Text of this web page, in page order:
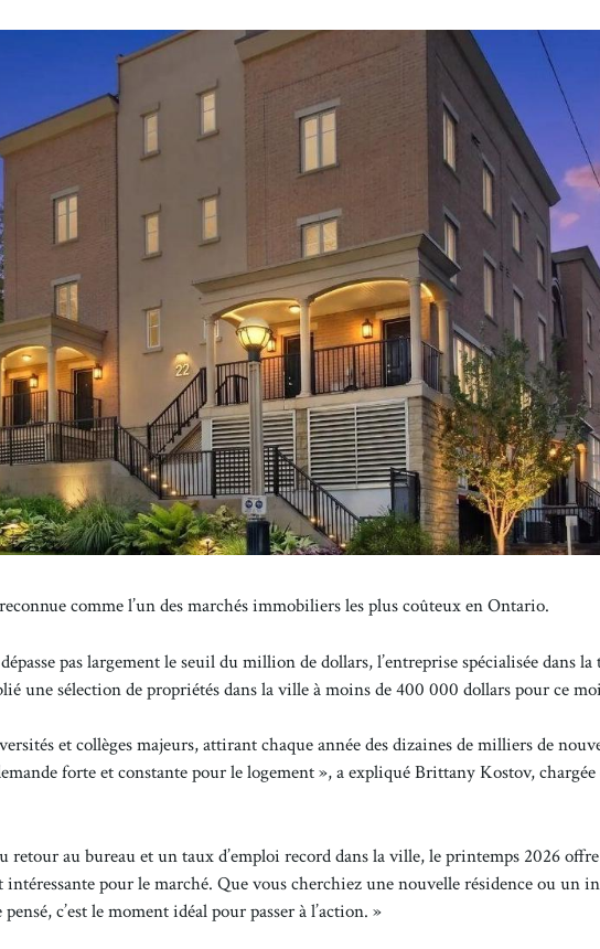
comme l’un des marchés immobiliers les plus coûteux en Ontario.
pas largement le seuil du million de dollars, l’entreprise spécialisée dans
une sélection de propriétés dans la ville à moins de 400 000 dollars pour ce
et collèges majeurs, attirant chaque année des dizaines de milliers de
forte et constante pour le logement », a expliqué Brittany Kostov, chargée
retour au bureau et un taux d’emploi record dans la ville, le printemps 2026
pour le marché. Que vous cherchiez une nouvelle résidence ou un
c’est le moment idéal pour passer à l’action. »